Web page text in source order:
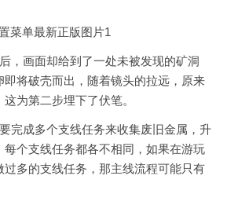
，画面却给到了一处未被发现的矿洞
将破壳而出，随着镜头的拉远，原来
为第二步埋下了伏笔。
完成多个支线任务来收集废旧金属，升
个支线任务都各不相同，如果在游玩
过多的支线任务，那主线流程可能只有